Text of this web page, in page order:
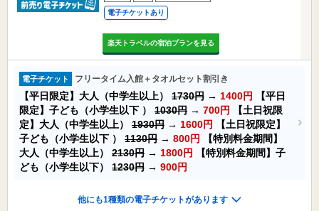
電子チケットあり
楽天トラベルの宿泊プランを見る
電子チケット フリータイム入館＋タオルセット割引き
【平日限定】大人（中学生以上） 1730円 → 1400円
【平日
限定】子ども（小学生以下 ） 1030円 → 700円
【土日祝限
定】大人（中学生以上） 1930円 → 1600円
【土日祝限定】
子ども（小学生以下 ） 1130円 → 800円
【特別料金期間】
大人（中学生以上） 2130円 → 1800円
【特別料金期間】子
ども（小学生以下） 1230円 → 900円
他にも1種類の電子チケットがあります